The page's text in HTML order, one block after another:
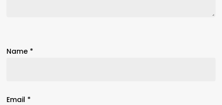
Name *
Email *